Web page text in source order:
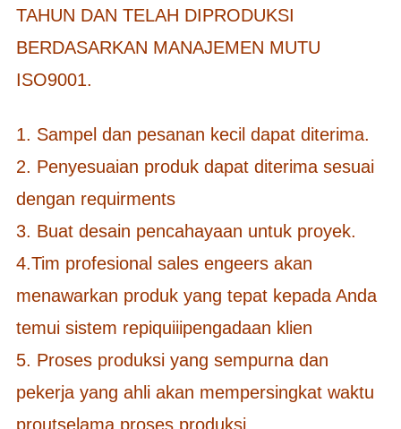
TAHUN DAN TELAH DIPRODUKSI
BERDASARKAN MANAJEMEN MUTU
ISO9001.
1. Sampel dan pesanan kecil dapat diterima.
2. Penyesuaian produk dapat diterima sesuai
dengan requirments
3. Buat desain pencahayaan untuk proyek.
4.Tim profesional sales engeers akan
menawarkan produk yang tepat kepada Anda
temui sistem repiquiiipengadaan klien
5. Proses produksi yang sempurna dan
pekerja yang ahli akan mempersingkat waktu
proutselama proses produksi